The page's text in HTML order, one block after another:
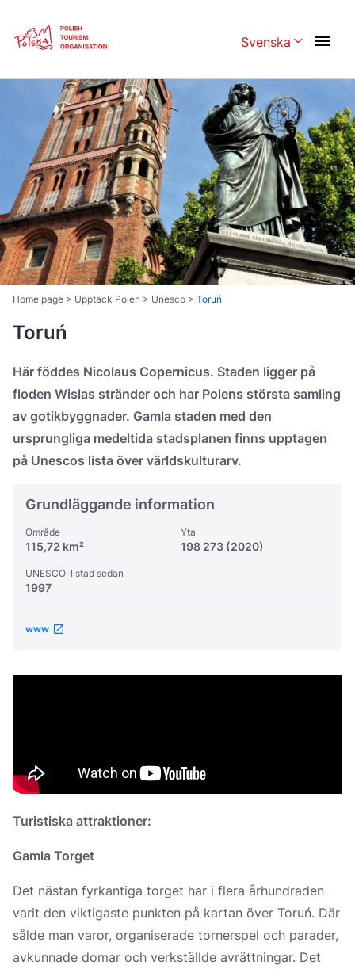
Svenska
Česká 中国
Dansk Deutschland
Español Français
Italiano Magyar
Nederlands 日本語
Português Norsk
Suomi
Home page > Upptäck Polen > Unesco > Toruń
Toruń
Här föddes Nicolaus Copernicus. Staden ligger på
floden Wislas stränder och har Polens största samling
av gotikbyggnader. Gamla staden med den
ursprungliga medeltida stadsplanen finns upptagen
på Unescos lista över världskulturarv.
Grundläggande information
Område
115,72 km²
Yta
198 273 (2020)
UNESCO-listad sedan
1997
www
Turistiska attraktioner:
Gamla Torget
Det nästan fyrkantiga torget har i flera århundraden
varit den viktigaste punkten på kartan över Toruń. Där
sålde man varor, organiserade tornerspel och parader,
avkunnade domar och verkställde avrättningar. Det